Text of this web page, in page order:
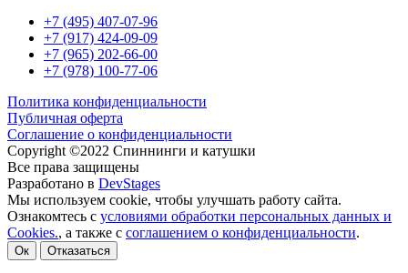
+7 (495) 407-07-96
+7 (917) 424-09-09
+7 (965) 202-66-00
+7 (978) 100-77-06
Политика конфиденциальности
Публичная оферта
Соглашение о конфиденциальности
Copyright ©2022 Спиннинги и катушки
Все права защищены
Разработано в DevStages
Мы используем cookie, чтобы улучшать работу сайта.
Ознакомтесь с условиями обработки персональных данных и
Cookies., а также с соглашением о конфиденциальности.
Ок Отказаться